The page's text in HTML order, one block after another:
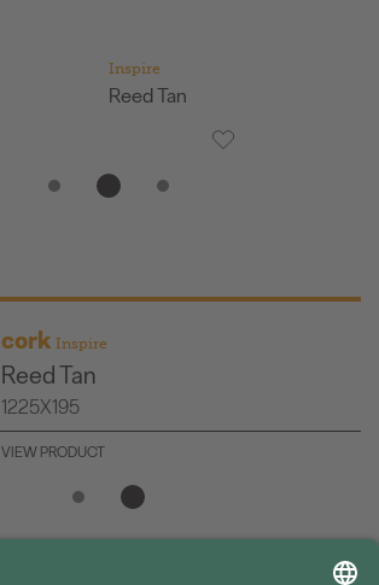
Inspire
Reed Tan
cork Inspire
Reed Tan
1225X195
VIEW PRODUCT